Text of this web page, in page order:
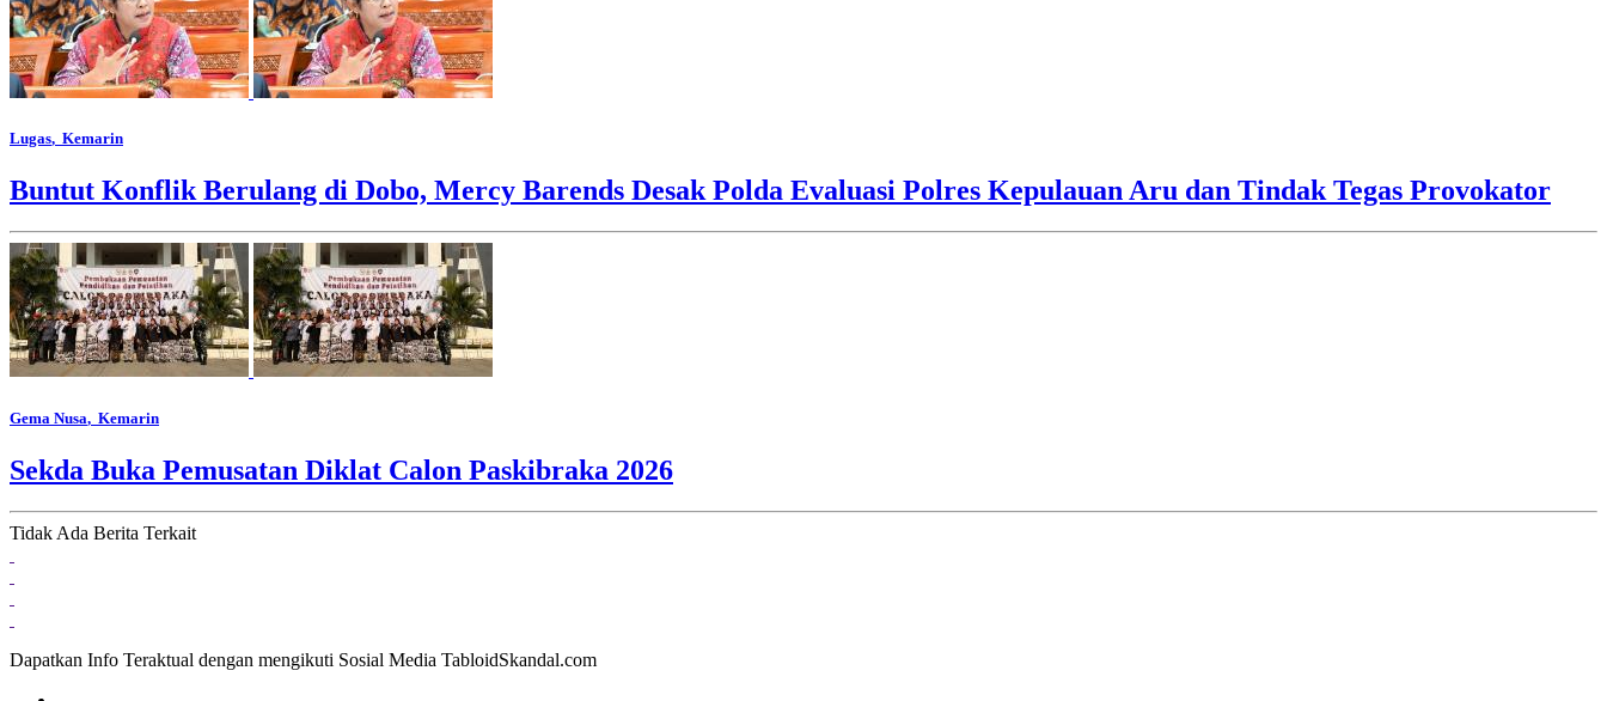
Lugas, Kemarin
Buntut Konflik Berulang di Dobo, Mercy Barends Desak Polda Evaluasi Polres Kepulauan Aru dan Tindak Tegas Provokator
Gema Nusa, Kemarin
Sekda Buka Pemusatan Diklat Calon Paskibraka 2026
Tidak Ada Berita Terkait
Dapatkan Info Teraktual dengan mengikuti Sosial Media TabloidSkandal.com